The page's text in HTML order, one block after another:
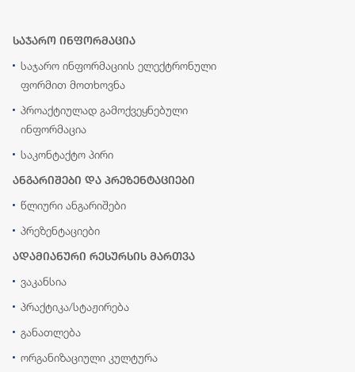
საჯარო ინფორმაცია
საჯარო ინფორმაციის ელექტრონული
ფორმით მოთხოვნა
პროაქტიულად გამოქვეყნებული
ინფორმაცია
საკონტაქტო პირი
ანგარიშები და პრეზენტაციები
წლიური ანგარიშები
პრეზენტაციები
ადამიანური რესურსის მართვა
ვაკანსია
პრაქტიკა/სტაჟირება
განათლება
ორგანიზაციული კულტურა